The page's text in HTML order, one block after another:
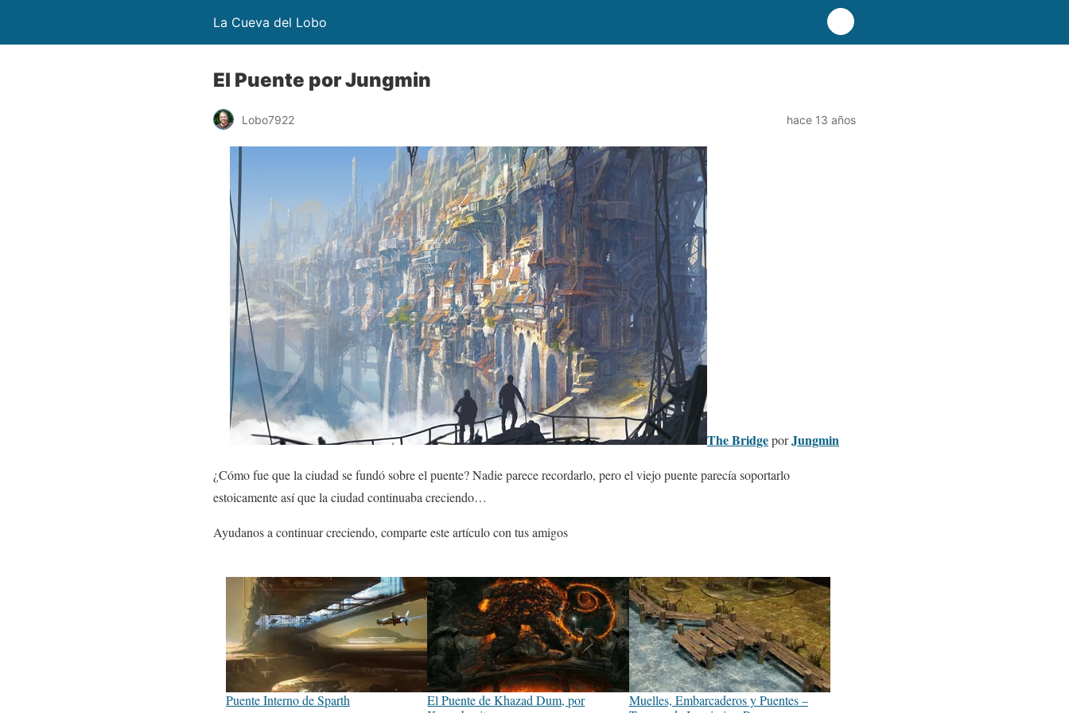
La Cueva del Lobo
El Puente por Jungmin
Lobo7922 hace 13 años
The BridgeporJungmin
¿Cómo fue que la ciudad se fundó sobre el puente? Nadie parece recordarlo, pero el viejo puente parecía soportarlo
estoicamente así que la ciudad continuaba creciendo…
Ayudanos a continuar creciendo, comparte este artículo con tus amigos
Puente Interno de Sparth
El Puente de Khazad Dum, por
Muelles, Embarcaderos y Puentes –